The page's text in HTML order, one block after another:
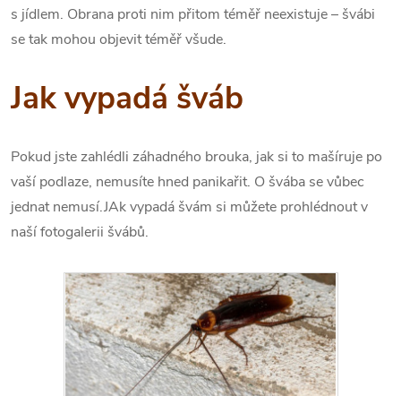
s jídlem. Obrana proti nim přitom téměř neexistuje – švábi
se tak mohou objevit téměř všude.
Jak vypadá šváb
Pokud jste zahlédli záhadného brouka, jak si to mašíruje po
vaší podlaze, nemusíte hned panikařit. O švába se vůbec
jednat nemusí.JAk vypadá švám si můžete prohlédnout v
naší fotogalerii švábů.